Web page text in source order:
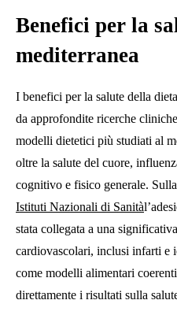
Benefici per la
mediterranea
I benefici per la salute della
da approfondite ricerche
modelli dietetici più studiati al
oltre la salute del cuore,
cognitivo e fisico generale.
Istituti Nazionali di Sanità
stata collegata a una
cardiovascolari, inclusi infarti e
come modelli alimentari
direttamente i risultati sulla